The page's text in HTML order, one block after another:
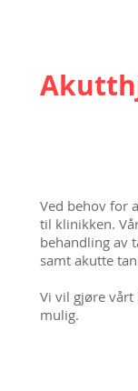
Ved behov for
til klinikken.
behandling av
samt akutte
Vi vil gjøre vårt
mulig.